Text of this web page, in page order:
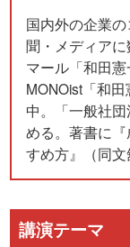
国内外の企業
聞・メディア
マール「和田憲
MONOist「和
中。「一般社
める。著書に
すめ方』（同文
講演テーマ